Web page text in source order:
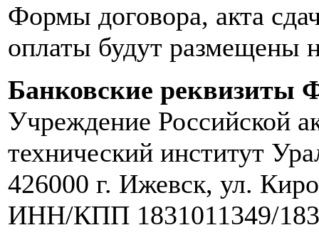
Формы договора, акта
оплаты будут размещены
Банковские
Учреждение Российской
технический институт
426000 г. Ижевск, ул.
ИНН/КПП 1831011349/